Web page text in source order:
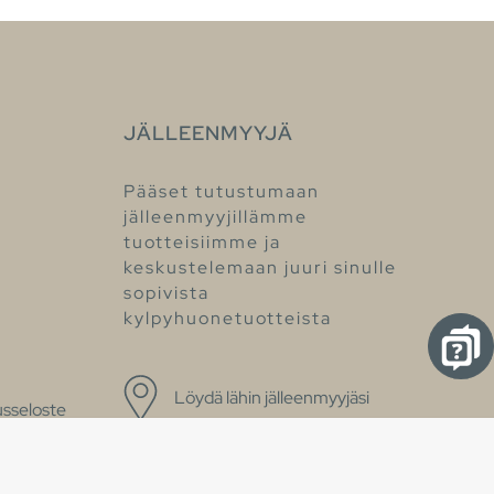
JÄLLEENMYYJÄ
Pääset tutustumaan
jälleenmyyjillämme
tuotteisiimme ja
keskustelemaan juuri sinulle
sopivista
kylpyhuonetuotteista
Löydä lähin jälleenmyyjäsi